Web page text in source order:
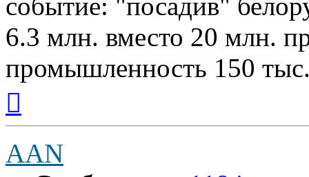
событие: "посадив"
6.3 млн. вместо 20 млн.
промышленность 150
началу
AAN